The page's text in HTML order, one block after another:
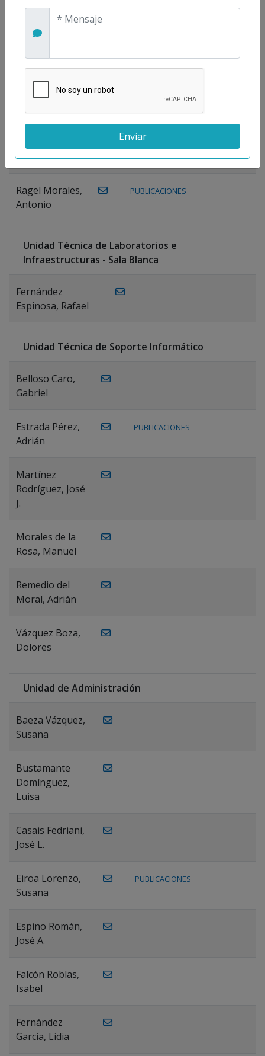
Prieto, Antonio
Mora
Gutiérrez, José
PUBLICACIONES
Moreno
Rocío
Ragel Morales,
Antonio
PUBLICACIONES
Unidad Técnica de Laboratorios e
Infraestructuras - Sala Blanca
Fernández
Espinosa, Rafael
Unidad Técnica de Soporte Informático
Belloso Caro,
Gabriel
Estrada Pérez,
Adrián
PUBLICACIONES
Martínez
Rodríguez, José
J.
Morales de la
Rosa, Manuel
Remedio del
Moral, Adrián
Vázquez Boza,
Dolores
Unidad de Administración
Baeza Vázquez,
Susana
Bustamante
Domínguez,
Luisa
Casais Fedriani,
José L.
Eiroa Lorenzo,
Susana
PUBLICACIONES
Espino Román,
José A.
Falcón Roblas,
Isabel
Fernández
García, Lidia